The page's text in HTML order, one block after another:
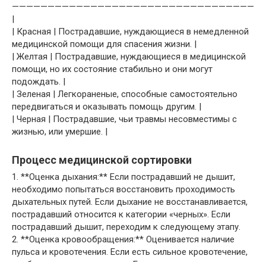
——————————————————————————————————
|
| Красная | Пострадавшие, нуждающиеся в немедленной
медицинской помощи для спасения жизни. |
| Желтая | Пострадавшие, нуждающиеся в медицинской
помощи, но их состояние стабильно и они могут
подождать. |
| Зеленая | Легкораненые, способные самостоятельно
передвигаться и оказывать помощь другим. |
| Черная | Пострадавшие, чьи травмы несовместимы с
жизнью, или умершие. |
Процесс медицинской сортировки
1. **Оценка дыхания:** Если пострадавший не дышит,
необходимо попытаться восстановить проходимость
дыхательных путей. Если дыхание не восстанавливается,
пострадавший относится к категории «черных». Если
пострадавший дышит, переходим к следующему этапу.
2. **Оценка кровообращения:** Оценивается наличие
пульса и кровотечения. Если есть сильное кровотечение,